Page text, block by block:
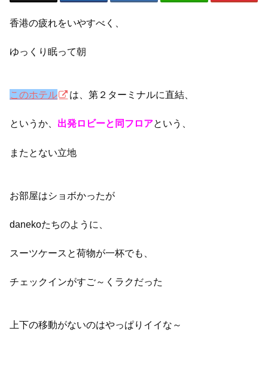
香港の疲れをいやすべく、
ゆっくり眠って朝
このホテル は、第２ターミナルに直結、
というか、 出発ロビーと同フロアという、
またとない立地
お部屋はショボかったが
danekoたちのように、
スーツケースと荷物が一杯でも、
チェックインがすご～くラクだった
上下の移動がないのはやっぱりイイな～